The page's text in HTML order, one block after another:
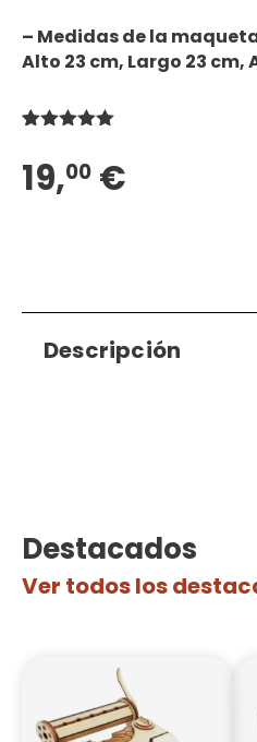
– Medidas de la
Alto 23 cm, Largo 23 cm,
con
5.00de
5 en base
a valoración
19,00 €
Descripción
Destacados
Ver todos los